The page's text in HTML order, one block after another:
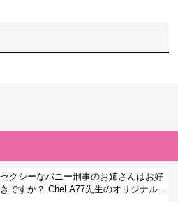
セクシーなバニー刑事のお姉さんはお好
きですか？ CheLA77先生のオリジナル...